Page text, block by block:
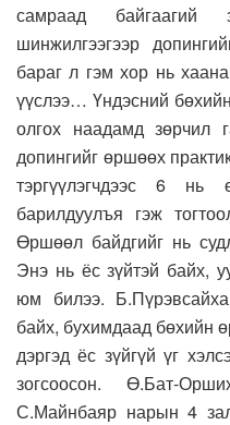
самраад байгаагий
шинжилгээгээр
бараг л гэм хор нь
үүслээ… Үндэсний
олгох наадамд зөрчил
допингийг өршөөх
тэргүүлэгчдээс 6
барилдуулъя гэж
Өршөөл байдгийг нь
Энэ нь ёс зүйтэй байх,
юм билээ.
байх, бухимдаад бөхийн
дэргэд ёс зүйгүй үг
зогсоосон. Ө.Бат-
С.Майнбаяр нарын 4